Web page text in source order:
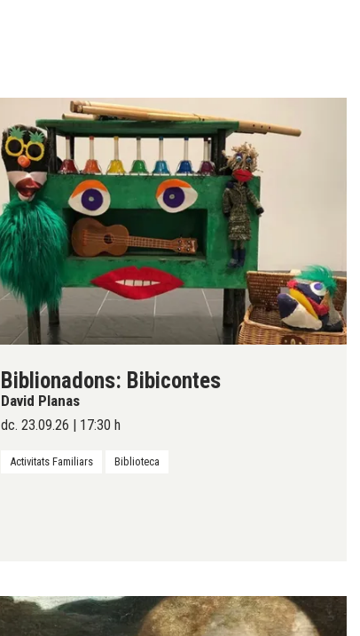
Biblionadons: Bibicontes
David Planas
dc. 23.09.26 | 17:30 h
Activitats Familiars Biblioteca